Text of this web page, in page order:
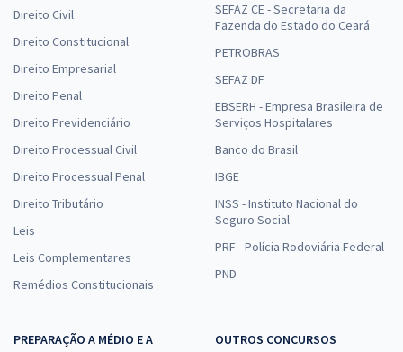
Direito Civil
Direito Constitucional
Direito Empresarial
Direito Penal
Direito Previdenciário
Direito Processual Civil
Direito Processual Penal
Direito Tributário
Leis
Leis Complementares
Remédios Constitucionais
SEFAZ CE - Secretaria da
Fazenda do Estado do Ceará
PETROBRAS
SEFAZ DF
EBSERH - Empresa Brasileira de
Serviços Hospitalares
Banco do Brasil
IBGE
INSS - Instituto Nacional do
Seguro Social
PRF - Polícia Rodoviária Federal
PND
PREPARAÇÃO A MÉDIO E A
OUTROS CONCURSOS